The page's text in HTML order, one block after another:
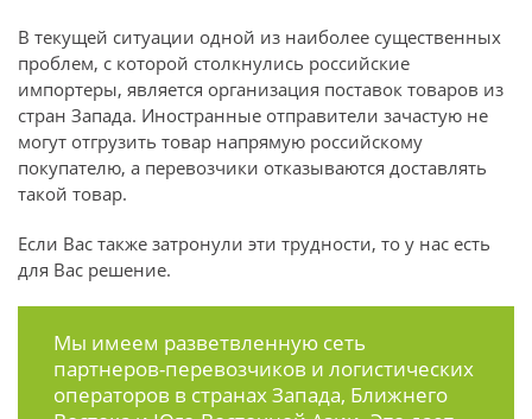
В текущей ситуации одной из наиболее существенных
проблем, с которой столкнулись российские
импортеры, является организация поставок товаров из
стран Запада. Иностранные отправители зачастую не
могут отгрузить товар напрямую российскому
покупателю, а перевозчики отказываются доставлять
такой товар.
Если Вас также затронули эти трудности, то у нас есть
для Вас решение.
Мы имеем разветвленную сеть
партнеров-перевозчиков и логистических
операторов в странах Запада, Ближнего